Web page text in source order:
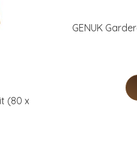
(80 x
GENUK